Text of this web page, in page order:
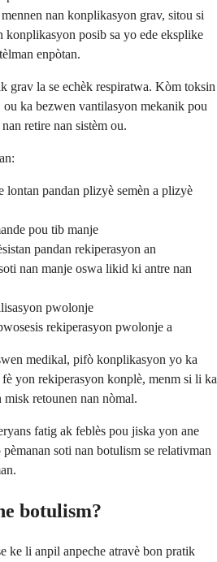
nan konplikasyon grav, sitou si
konplikasyon posib sa yo ede eksplike
enpòtan.
grav la se echèk respiratwa. Kòm toksin
ka bezwen vantilasyon mekanik pou
retire nan sistèm ou.
lontan pandan plizyè semèn a plizyè
pou tib manje
pandan rekiperasyon an
nan manje oswa likid ki antre nan
pwolonje
rekiperasyon pwolonje a
medikal, pifò konplikasyon yo ka
yon rekiperasyon konplè, menm si li ka
retounen nan nòmal.
fatig ak feblès pou jiska yon ane
soti nan botulism se relativman
botulism?
ke li anpil anpeche atravè bon pratik